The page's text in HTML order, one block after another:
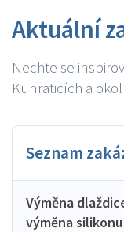
Aktuální
Nechte se
Kunraticích a
Seznam
Výměna
výměna